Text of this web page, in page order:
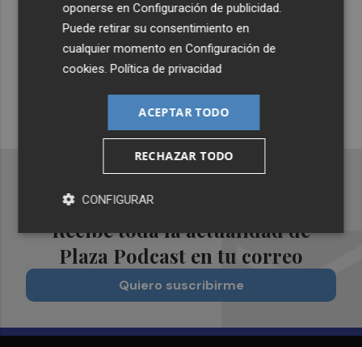
Suscríbete al canal de
Whatsapp
Siempre al día de las últimas noticias
¡Quiero suscribirme!
Recibe toda la actualidad de
Plaza Podcast en tu correo
Quiero suscribirme
oponerse enConfiguración de publicidad.
Puede retirar su consentimiento en
cualquier momento enConfiguración de
cookies.Política de privacidad
ACEPTAR TODO
RECHAZAR TODO
CONFIGURAR